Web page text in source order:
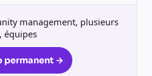
management, plusieurs
équipes
permanent →